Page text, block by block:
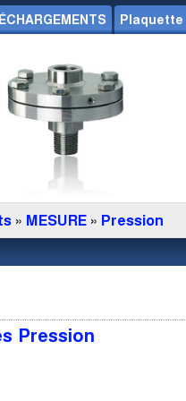
Plaquette
» MESURE » Pression
Pression